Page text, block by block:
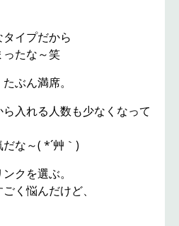
イプだから
たな～笑
ぶん満席。
入れる人数も少なくなって
な～( *´艸｀)
クを選ぶ。
く悩んだけど、